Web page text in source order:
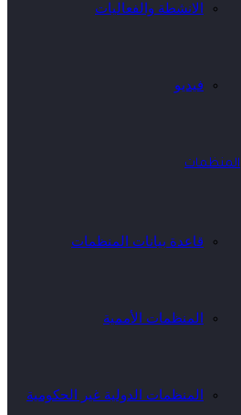
الانشطة والفعاليات
فيديو
المنظمات
قاعدة بيانات المنظمات
المنظمات الأممية
المنظمات الدولية غير الحكومية